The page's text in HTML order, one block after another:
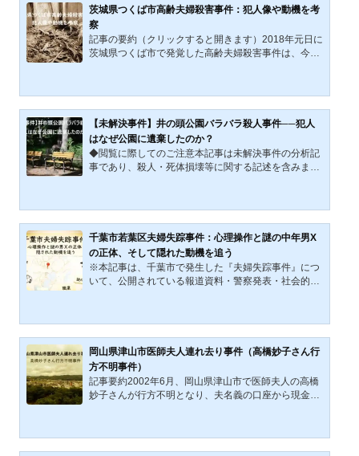
意義であろう。この仮説を検討することで、被害者の
身元が長期間不明である理由の新たな可能性が浮かび
上がるかもしれない。 ただし、これはあくまで一つの
仮説に過ぎず、他の可能性と併せて慎重に検討される
べきであることを...
茨城県つくば市高齢夫婦殺害事件：犯人像や動機を考
察
記事の要約（クリックすると開きます）2018年元日に
茨城県つくば市で発覚した高齢夫婦殺害事件は、今な
亡。物色の形跡がないことから怨恨説が有力とされ、
親族や知人への疑いも向けられたが、捜査は難航。金
品目的や流しの犯行、快楽殺人の可能性も否定でき
ず、複雑な人間関係と資産情報の流出が事件の背景に
あると推測される。本記事では詳細な経緯と複数の仮
説をもとに、犯人像と動機に迫る。それは、新しい年
が始まったばかりの...
【未解決事件】井の頭公園バラバラ殺人事件──犯人
はなぜ公園に遺棄したのか？
◆閲覧に際してのご注意本記事は未解決事件の分析記
事であり、殺人・死体損壊等に関する記述を含みま
ます。1994年4月23日（土曜日）午前10時55分頃、
東京都三鷹市の『井の頭恩賜公園』内に設置された複
数のゴミ箱から、人体の一部が入ったポリ袋が発見さ
れた。後にこれは、近隣に居住していた建築士・K氏
（当時35歳）の切断された遺体であることが判明す
る。被害者は行方不明届が提出されていた人物であ
り、指の側面に残っていたわず...
千葉市若葉区夫婦失踪事件：心理操作と謎の中年男X
の正体、そして隠れた動機を追う
※本記事は、千葉市で発生した『夫婦失踪事件』につ
いて、公開されている報道資料・警察発表・社会的情
ではなく、真相の解明を願う立場から、可能性のひと
つとして提示するものです。2001年5月、千葉市の住
宅街で中年夫婦が突如として姿を消した。当初は、自
らの意思による失踪を含む事件・事故双方の可能性が
考えられていたが、家宅からは拭き取られた大量の血
痕、夫を名乗る人物による不審な銀行引き出し、そし
て発見された車両から...
岡山県津山市医師夫人連れ去り事件（高橋妙子さん行
方不明事件）
記事要約2002年6月、岡山県津山市で医師夫人の高橋
妙子さんが行方不明となり、夫名義の口座から現金約
男が浮上。好江は多額の借金を抱え、事件後に姿を消
し、自殺とみられる遺体で発見された。元運転手も自